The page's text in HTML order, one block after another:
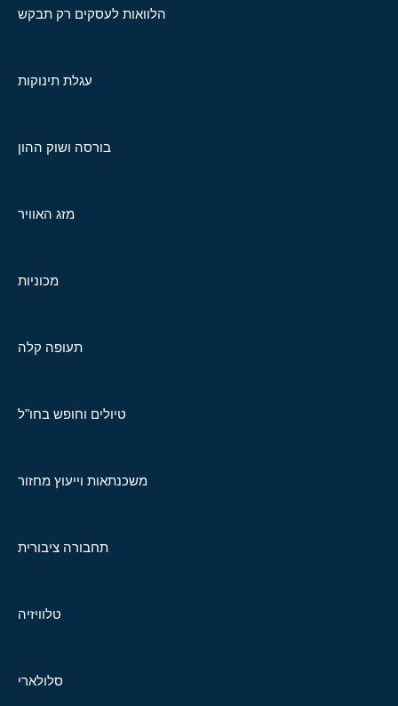
הלוואות לעסקים רק תבקש
עגלת תינוקות
בורסה ושוק ההון
מזג האוויר
מכוניות
תעופה קלה
טיולים וחופש בחו"ל
משכנתאות וייעוץ מחזור
תחבורה ציבורית
טלוויזיה
סלולארי